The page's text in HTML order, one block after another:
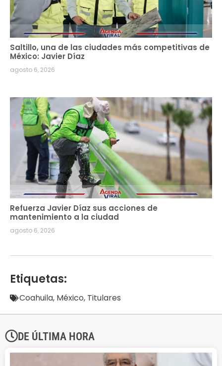
Saltillo, una de las ciudades más competitivas de
México: Javier Díaz
agosto 6, 2026
Refuerza Javier Díaz sus acciones de
mantenimiento a la ciudad
agosto 6, 2026
Etiquetas:
Coahuila, México, Titulares
DE ÚLTIMA HORA